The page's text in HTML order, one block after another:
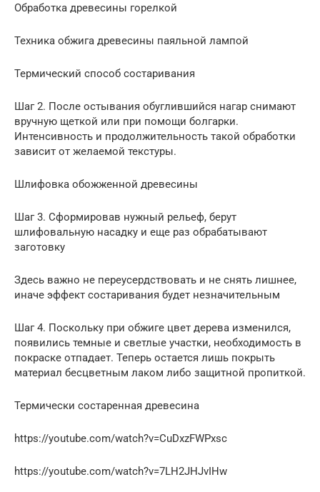
Обработка древесины горелкой
Техника обжига древесины паяльной лампой
Термический способ состаривания
Шаг 2. После остывания обуглившийся нагар снимают
вручную щеткой или при помощи болгарки.
Интенсивность и продолжительность такой обработки
зависит от желаемой текстуры.
Шлифовка обожженной древесины
Шаг 3. Сформировав нужный рельеф, берут
шлифовальную насадку и еще раз обрабатывают
заготовку
Здесь важно не переусердствовать и не снять лишнее,
иначе эффект состаривания будет незначительным
Шаг 4. Поскольку при обжиге цвет дерева изменился,
появились темные и светлые участки, необходимость в
покраске отпадает. Теперь остается лишь покрыть
материал бесцветным лаком либо защитной пропиткой.
Термически состаренная древесина
https://youtube.com/watch?v=CuDxzFWPxsc
https://youtube.com/watch?v=7LH2JHJvIHw